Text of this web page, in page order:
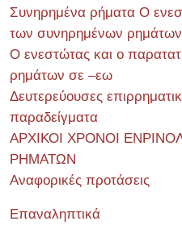
Συνηρημένα ρήματα Ο
των συνηρημένων
Ο ενεστώτας και ο
ρημάτων σε –εω
Δευτερεύουσες
παραδείγματα
ΑΡΧΙΚΟΙ ΧΡΟΝΟΙ
ΡΗΜΑΤΩΝ
Αναφορικές προτάσεις
Επαναληπτικά